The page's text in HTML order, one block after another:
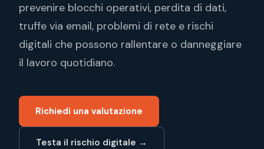
prevenire blocchi operativi, perdita di dati,
truffe via email, problemi di rete e rischi
digitali che possono rallentare o danneggiare
il lavoro quotidiano.
Richiedi una valutazione
Testa il rischio digitale →